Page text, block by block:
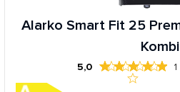
Alarko Smart Fit 25 Premiks Tam Yoğuşmalı
Kombi
5,0 1